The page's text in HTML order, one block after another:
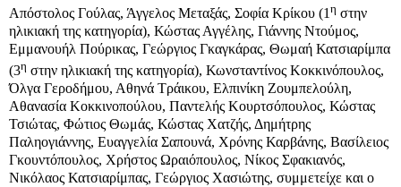
Απόστολος Γούλας, Άγγελος Μεταξάς, Σοφία Κρίκου (1 η στην
ηλικιακή της κατηγορία), Κώστας Αγγέλης, Γιάννης Ντούμος,
Εμμανουήλ Πούρικας, Γεώργιος Γκαγκάρας, Θωμαή Κατσιαρίμπα
(3η στην ηλικιακή της κατηγορία), Κωνσταντίνος Κοκκινόπουλος,
Όλγα Γεροδήμου, Αθηνά Τράικου, Ελπινίκη Ζουμπελούλη,
Αθανασία Κοκκινοπούλου, Παντελής Κουρτσόπουλος, Κώστας
Τσιώτας, Φώτιος Θωμάς, Κώστας Χατζής, Δημήτρης
Παληογιάννης, Ευαγγελία Σαπουνά, Χρόνης Καρβάνης, Βασίλειος
Γκουντόπουλος, Χρήστος Ωραιόπουλος, Νίκος Σφακιανός,
Νικόλαος Κατσιαρίμπας, Γεώργιος Χασιώτης, συμμετείχε και ο